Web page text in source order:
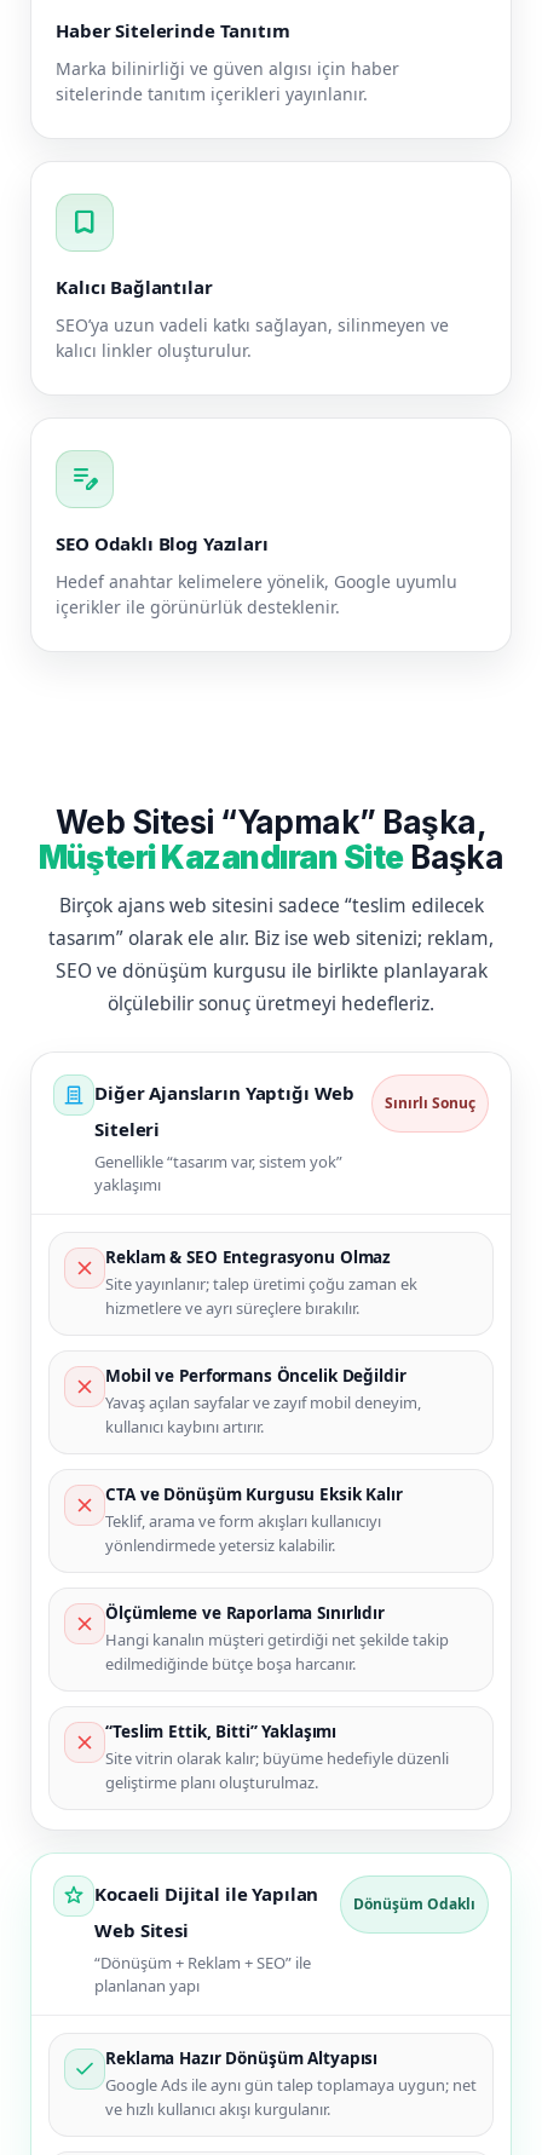
Haber Sitelerinde Tanıtım
Marka bilinirliği ve güven algısı için haber
sitelerinde tanıtım içerikleri yayınlanır.
bookmark
Kalıcı Bağlantılar
SEO’ya uzun vadeli katkı sağlayan, silinmeyen ve
kalıcı linkler oluşturulur.
edit_note
SEO Odaklı Blog Yazıları
Hedef anahtar kelimelere yönelik, Google uyumlu
içerikler ile görünürlük desteklenir.
Web Sitesi “Yapmak” Başka,
Müşteri Kazandıran SiteBaşka
Birçok ajans web sitesini sadece “teslim edilecek
tasarım” olarak ele alır. Biz ise web sitenizi; reklam,
SEO ve dönüşüm kurgusu ile birlikte planlayarak
ölçülebilir sonuç üretmeyi hedefleriz.
Diğer Ajansların Yaptığı Web
Siteleri
Genellikle “tasarım var, sistem yok”
yaklaşımı
Sınırlı Sonuç
Reklam & SEO Entegrasyonu Olmaz
Site yayınlanır; talep üretimi çoğu zaman ek
hizmetlere ve ayrı süreçlere bırakılır.
Mobil ve Performans Öncelik Değildir
Yavaş açılan sayfalar ve zayıf mobil deneyim,
kullanıcı kaybını artırır.
CTA ve Dönüşüm Kurgusu Eksik Kalır
Teklif, arama ve form akışları kullanıcıyı
yönlendirmede yetersiz kalabilir.
Ölçümleme ve Raporlama Sınırlıdır
Hangi kanalın müşteri getirdiği net şekilde takip
edilmediğinde bütçe boşa harcanır.
“Teslim Ettik, Bitti” Yaklaşımı
Site vitrin olarak kalır; büyüme hedefiyle düzenli
geliştirme planı oluşturulmaz.
Kocaeli Dijital ile Yapılan
Web Sitesi
“Dönüşüm + Reklam + SEO” ile
planlanan yapı
Dönüşüm Odaklı
Reklama Hazır Dönüşüm Altyapısı
Google Ads ile aynı gün talep toplamaya uygun; net
ve hızlı kullanıcı akışı kurgulanır.